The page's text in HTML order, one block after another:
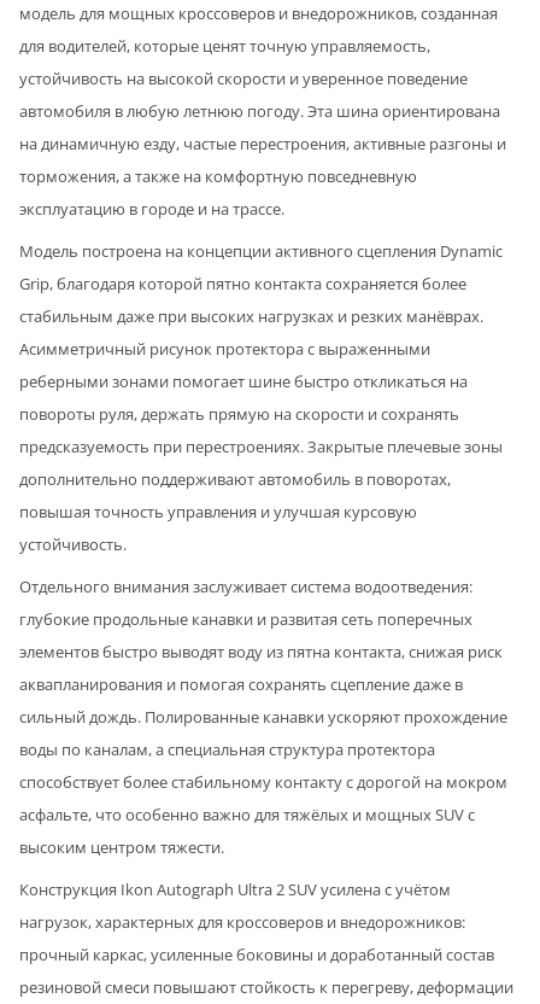
модель для мощных кроссоверов и внедорожников, созданная
для водителей, которые ценят точную управляемость,
устойчивость на высокой скорости и уверенное поведение
автомобиля в любую летнюю погоду. Эта шина ориентирована
на динамичную езду, частые перестроения, активные разгоны и
торможения, а также на комфортную повседневную
эксплуатацию в городе и на трассе.
Модель построена на концепции активного сцепления Dynamic
Grip, благодаря которой пятно контакта сохраняется более
стабильным даже при высоких нагрузках и резких манёврах.
Асимметричный рисунок протектора с выраженными
реберными зонами помогает шине быстро откликаться на
повороты руля, держать прямую на скорости и сохранять
предсказуемость при перестроениях. Закрытые плечевые зоны
дополнительно поддерживают автомобиль в поворотах,
повышая точность управления и улучшая курсовую
устойчивость.
Отдельного внимания заслуживает система водоотведения:
глубокие продольные канавки и развитая сеть поперечных
элементов быстро выводят воду из пятна контакта, снижая риск
аквапланирования и помогая сохранять сцепление даже в
сильный дождь. Полированные канавки ускоряют прохождение
воды по каналам, а специальная структура протектора
способствует более стабильному контакту с дорогой на мокром
асфальте, что особенно важно для тяжёлых и мощных SUV с
высоким центром тяжести.
Конструкция Ikon Autograph Ultra 2 SUV усилена с учётом
нагрузок, характерных для кроссоверов и внедорожников:
прочный каркас, усиленные боковины и доработанный состав
резиновой смеси повышают стойкость к перегреву, деформации